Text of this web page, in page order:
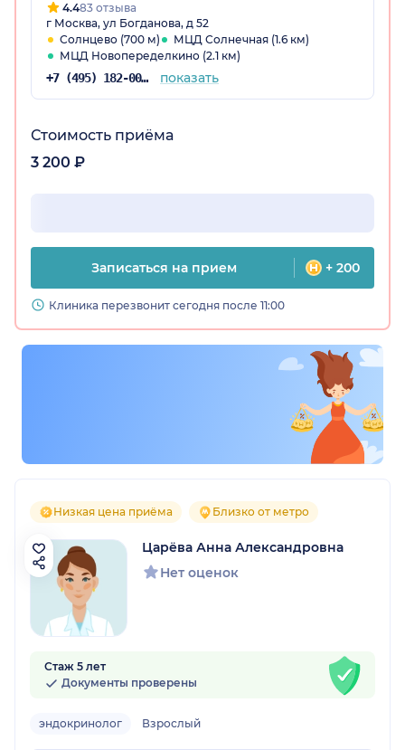
4.483 отзыва
г Москва, ул Богданова, д 52
Солнцево (700 м)
МЦД Солнечная (1.6 км)
МЦД Новопеределкино (2.1 км)
+7 (495) 182-00-85 показать
Стоимость приёма
3 200 ₽
Записаться на прием + 200
Клиника перезвонит сегодня после 11:00
Низкая цена приёма Близко от метро
Царёва Анна Александровна
Нет оценок
Стаж 5 лет
Документы проверены
эндокринолог Взрослый